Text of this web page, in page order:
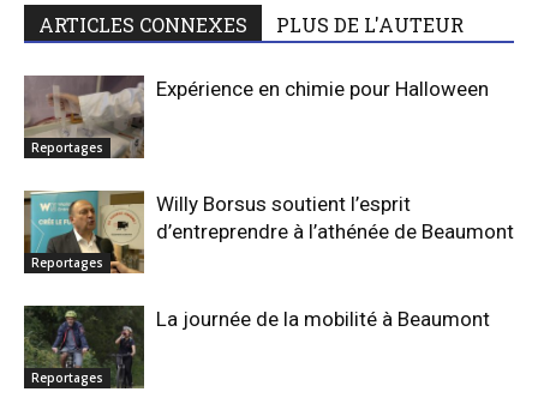
ARTICLES CONNEXES PLUS DE L'AUTEUR
Reportages
Expérience en chimie pour Halloween
Reportages
Willy Borsus soutient l’esprit
d’entreprendre à l’athénée de Beaumont
Reportages
La journée de la mobilité à Beaumont